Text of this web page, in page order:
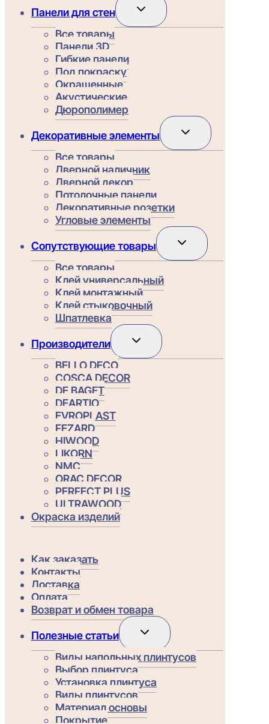
Панели для стен
Переключить
дочернее
меню
Все товары
Панели 3D
Гибкие панели
Под покраску
Окрашенные
Акустические
Дюрополимер
Декоративные элементы
Переключить
дочернее
меню
Все товары
Дверной наличник
Дверной декор
Потолочные панели
Декоративные розетки
Угловые элементы
Сопутствующие товары
Переключить
дочернее
меню
Все товары
Клей универсальный
Клей монтажный
Клей стыковочный
Шпатлевка
Производители
Переключить
дочернее
меню
BELLO DECO
COSCA DECOR
DE BAGET
DEARTIO
EVROPLAST
FEZARD
HIWOOD
LIKORN
NMC
ORAC DECOR
PERFECT PLUS
ULTRAWOOD
Окраска изделий
Как заказать
Контакты
Доставка
Оплата
Возврат и обмен товара
Полезные статьи
Переключить
дочернее
Виды напольных плинтусов
Выбор плинтуса
Установка плинтуса
Виды плинтусов
Материал основы
Покрытие